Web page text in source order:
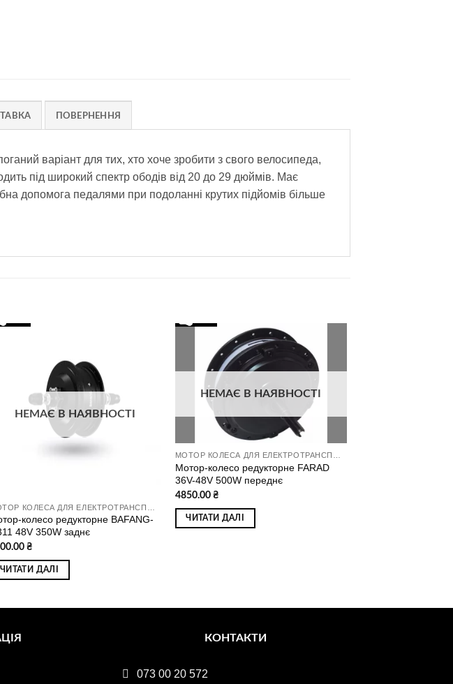
ПОВЕРНЕННЯ
варіант для тих, хто хоче зробити з свого велосипеда,
під широкий спектр ободів від 20 до 29 дюймів. Має
допомога педалями при подоланні крутих підйомів більше
НЕМАЄ В НАЯВНОСТІ
колесо редукторне BAFANG-
48V 350W заднє
₴
ЧИТАТИ ДАЛІ
Додати
до
бажань
НЕМАЄ В НАЯВНОСТІ
МОТОР КОЛЕСА ДЛЯ ЕЛЕКТРОТРАНСПОРТУ
Мотор-колесо редукторне FARAD
36V-48V 500W переднє
4850.00 ₴
ЧИТАТИ ДАЛІ
КОНТАКТИ
073 00 20 572